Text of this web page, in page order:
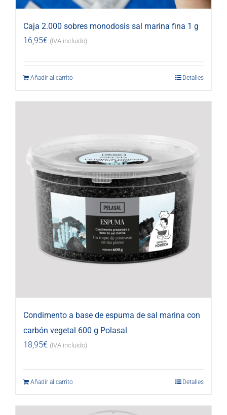
Caja 2.000 sobres monodosis sal marina fina 1 g
16,95€ (IVA incluido)
Añadir al carrito Detalles
Condimento a base de espuma de sal marina con
carbón vegetal 600 g Polasal
18,95€ (IVA incluido)
Añadir al carrito Detalles